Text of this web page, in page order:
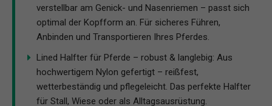
verstellbar am Genick- und Nasenriemen – passt sich
optimal der Kopfform an. Für sicheres Führen,
Anbinden und Transportieren Ihres Pferdes.
Lined Halfter für Pferde – robust & langlebig: Aus
hochwertigem Nylon gefertigt – reißfest,
wetterbeständig und pflegeleicht. Das perfekte Halfter
für Stall, Wiese oder als Alltagsausrüstung.